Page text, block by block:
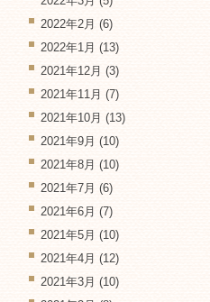
2022年2月 (6)
2022年1月 (13)
2021年12月 (3)
2021年11月 (7)
2021年10月 (13)
2021年9月 (10)
2021年8月 (10)
2021年7月 (6)
2021年6月 (7)
2021年5月 (10)
2021年4月 (12)
2021年3月 (10)